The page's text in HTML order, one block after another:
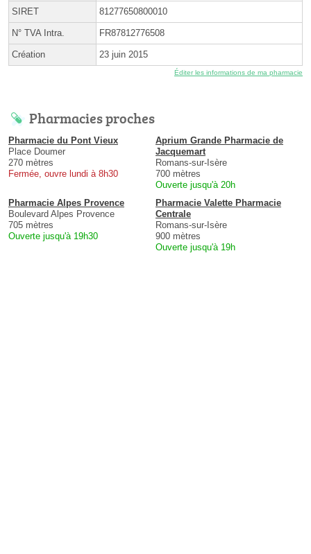
SIRET 81277650800010
N° TVA Intra. FR87812776508
Création 23 juin 2015
Éditer les informations de ma pharmacie
Pharmacies proches
Pharmacie du Pont Vieux
Place Doumer
270 mètres
Fermée, ouvre lundi à 8h30
Aprium Grande Pharmacie de
Jacquemart
Romans-sur-Isère
700 mètres
Ouverte jusqu'à 20h
Pharmacie Alpes Provence
Boulevard Alpes Provence
705 mètres
Ouverte jusqu'à 19h30
Pharmacie Valette Pharmacie
Centrale
Romans-sur-Isère
900 mètres
Ouverte jusqu'à 19h